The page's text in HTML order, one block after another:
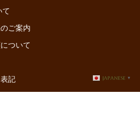
ご案内
ついて
記
Japanese ▼